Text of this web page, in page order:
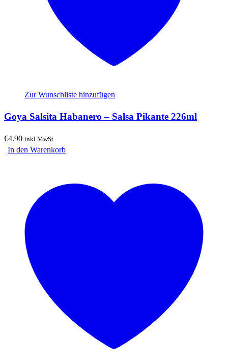
Zur Wunschliste hinzufügen
Goya Salsita Habanero – Salsa Pikante 226ml
€4.90 inkl.MwSt
In den Warenkorb